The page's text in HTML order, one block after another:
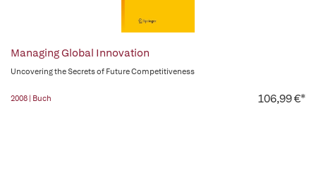
Managing Global Innovation
Uncovering the Secrets of Future Competitiveness
2008 | Buch 106,99 €*